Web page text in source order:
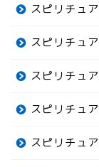
スピリチュ
スピリチュ
スピリチュ
スピリチュ
スピリチュ